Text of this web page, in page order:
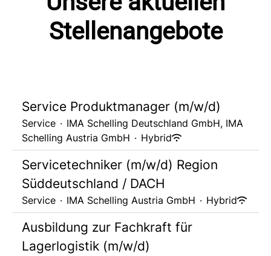
Stellenangebote
Service Produktmanager (m/w/d)
Service · IMA Schelling Deutschland GmbH, IMA
Schelling Austria GmbH · Hybrid
Servicetechniker (m/w/d) Region
Süddeutschland / DACH
Service · IMA Schelling Austria GmbH · Hybrid
Ausbildung zur Fachkraft für
Lagerlogistik (m/w/d)